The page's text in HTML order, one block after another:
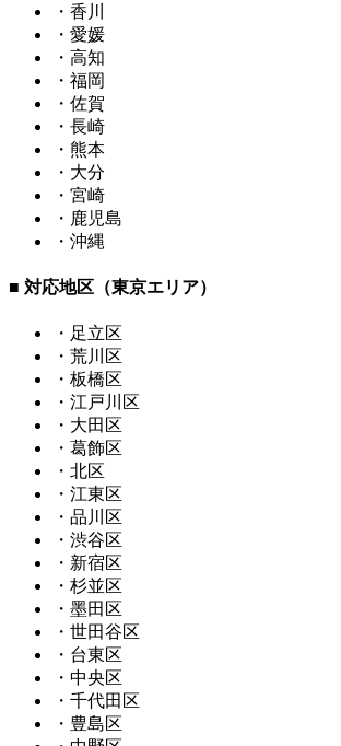
・香川
・愛媛
・高知
・福岡
・佐賀
・長崎
・熊本
・大分
・宮崎
・鹿児島
・沖縄
■ 対応地区（東京エリア）
・足立区
・荒川区
・板橋区
・江戸川区
・大田区
・葛飾区
・北区
・江東区
・品川区
・渋谷区
・新宿区
・杉並区
・墨田区
・世田谷区
・台東区
・中央区
・千代田区
・豊島区